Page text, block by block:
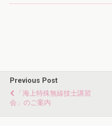
Previous Post
「海上特殊無線技士講習
会」のご案内